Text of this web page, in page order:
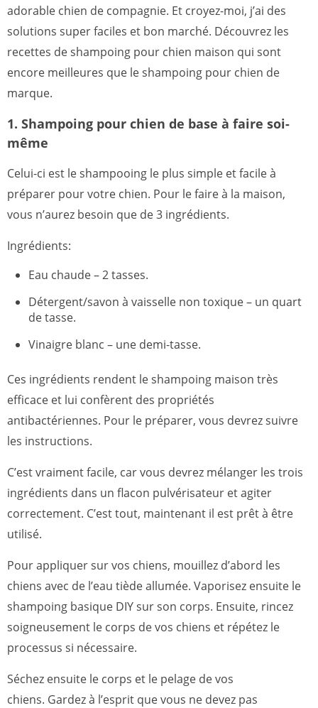
adorable chien de compagnie. Et croyez-moi, j’ai des
solutions super faciles et bon marché. Découvrez les
recettes de shampoing pour chien maison qui sont
encore meilleures que le shampoing pour chien de
marque.
1. Shampoing pour chien de base à faire soi-
même
Celui-ci est le shampooing le plus simple et facile à
préparer pour votre chien. Pour le faire à la maison,
vous n’aurez besoin que de 3 ingrédients.
Ingrédients:
Eau chaude – 2 tasses.
Détergent/savon à vaisselle non toxique – un quart
de tasse.
Vinaigre blanc – une demi-tasse.
Ces ingrédients rendent le shampoing maison très
efficace et lui confèrent des propriétés
antibactériennes. Pour le préparer, vous devrez suivre
les instructions.
C’est vraiment facile, car vous devrez mélanger les trois
ingrédients dans un flacon pulvérisateur et agiter
correctement. C’est tout, maintenant il est prêt à être
utilisé.
Pour appliquer sur vos chiens, mouillez d’abord les
chiens avec de l’eau tiède allumée. Vaporisez ensuite le
shampoing basique DIY sur son corps. Ensuite, rincez
soigneusement le corps de vos chiens et répétez le
processus si nécessaire.
Séchez ensuite le corps et le pelage de vos
chiens. Gardez à l’esprit que vous ne devez pas